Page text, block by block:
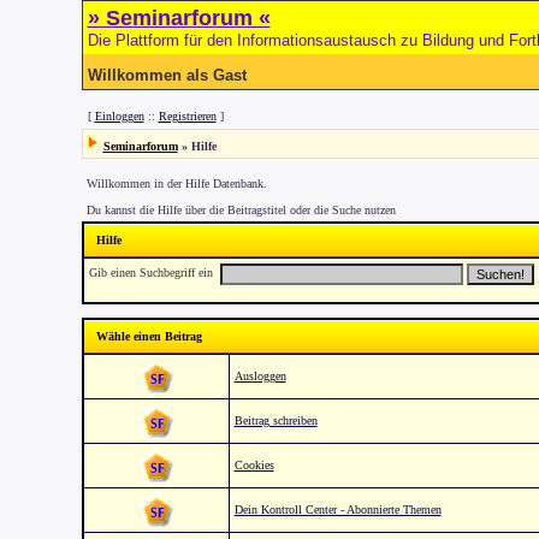
» Seminarforum «
Die Plattform für den Informationsaustausch zu Bildung und
Willkommen als Gast
[ Einloggen:: Registrieren]
Seminarforum» Hilfe
Willkommen in der Hilfe Datenbank.
Du kannst die Hilfe über die Beitragstitel oder die Suche nutzen
Hilfe
Gib einen Suchbegriff ein
Wähle einen Beitrag
Ausloggen
Beitrag schreiben
Cookies
Dein Kontroll Center - Abonnierte Themen